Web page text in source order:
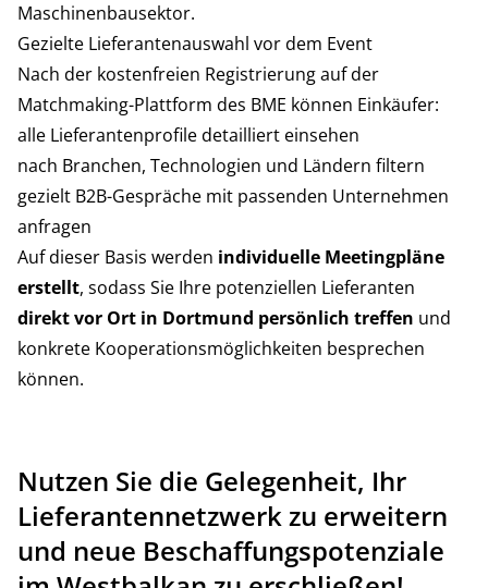
Maschinenbausektor.
Gezielte Lieferantenauswahl vor dem Event
Nach der kostenfreien Registrierung auf der
Matchmaking-Plattform des BME können Einkäufer:
alle Lieferantenprofile detailliert einsehen
nach Branchen, Technologien und Ländern filtern
gezielt B2B-Gespräche mit passenden Unternehmen
anfragen
Auf dieser Basis werden individuelle Meetingpläne
erstellt, sodass Sie Ihre potenziellen Lieferanten
direkt vor Ort in Dortmund persönlich treffen und
konkrete Kooperationsmöglichkeiten besprechen
können.
Nutzen Sie die Gelegenheit, Ihr
Lieferantennetzwerk zu erweitern
und neue Beschaffungspotenziale